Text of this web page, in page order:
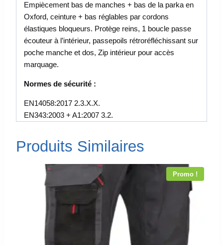
Empiècement bas de manches + bas de la parka en
Oxford, ceinture + bas réglables par cordons
élastiques bloqueurs. Protège reins, 1 boucle passe
écouteur à l’intérieur, passepoils rétroréfléchissant sur
poche manche et dos, Zip intérieur pour accès
marquage.
Normes de sécurité :
EN14058:2017 2.3.X.X.
EN343:2003 + A1:2007 3.2.
Produits Similaires
Promo !